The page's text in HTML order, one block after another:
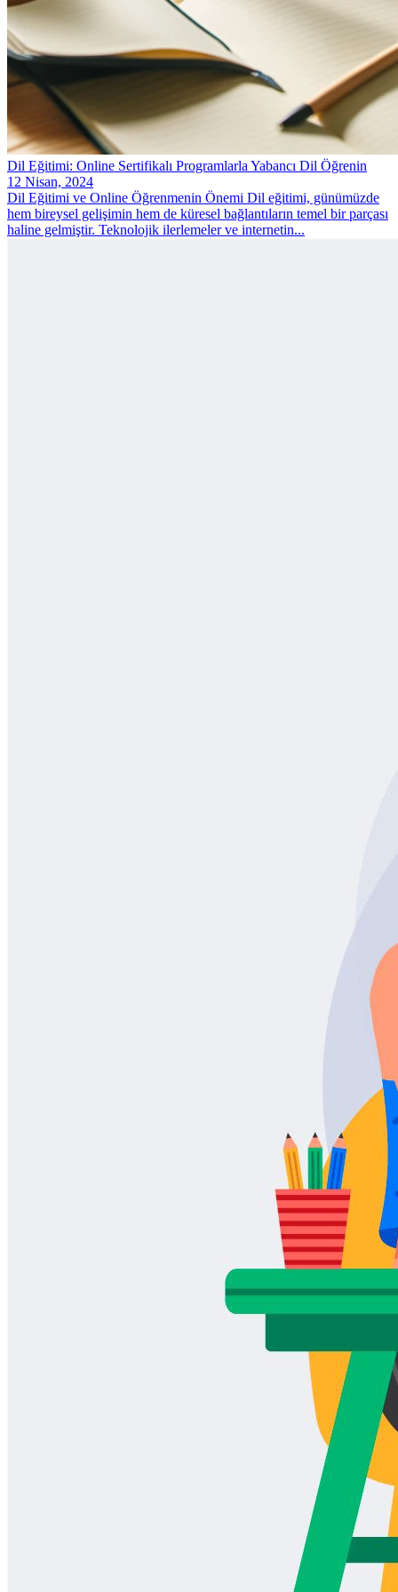
Dil Eğitimi: Online Sertifikalı Programlarla Yabancı Dil Öğrenin
12 Nisan, 2024
Dil Eğitimi ve Online Öğrenmenin Önemi Dil eğitimi, günümüzde
hem bireysel gelişimin hem de küresel bağlantıların temel bir parçası
haline gelmiştir. Teknolojik ilerlemeler ve internetin...